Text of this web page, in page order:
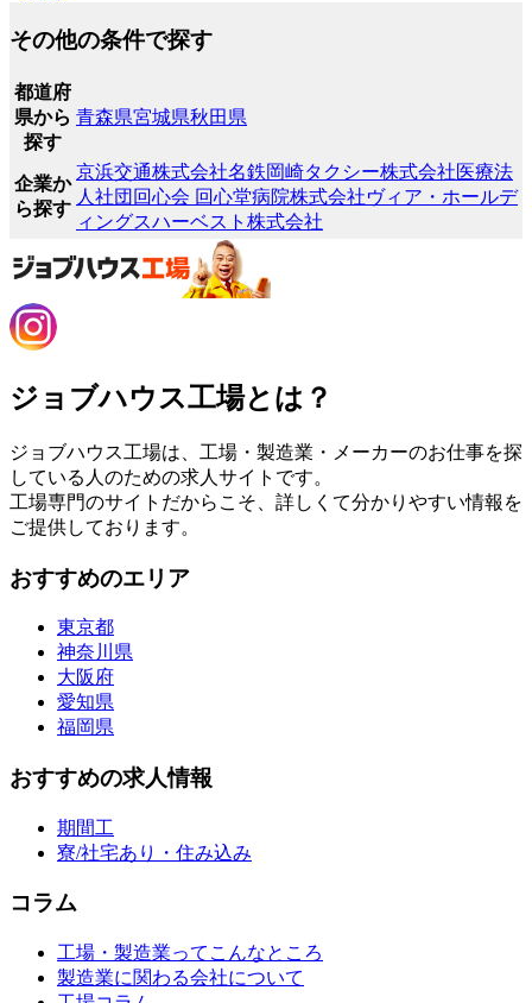
その他の条件で探す
都道府
県から
探す
青森県宮城県秋田県
企業か
ら探す
京浜交通株式会社名鉄岡崎タクシー株式会社医療法
人社団回心会 回心堂病院株式会社ヴィア・ホールデ
ィングスハーベスト株式会社
ジョブハウス工場とは？
ジョブハウス工場は、工場・製造業・メーカーのお仕事を探
している人のための求人サイトです。
工場専門のサイトだからこそ、詳しくて分かりやすい情報を
ご提供しております。
おすすめのエリア
東京都
神奈川県
大阪府
愛知県
福岡県
おすすめの求人情報
期間工
寮/社宅あり・住み込み
コラム
工場・製造業ってこんなところ
製造業に関わる会社について